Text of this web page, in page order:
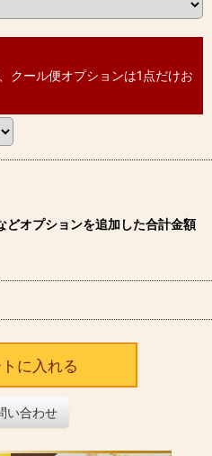
クール便オプションは1点だけお
どオプションを追加した合計金額
に入れる
い合わせ